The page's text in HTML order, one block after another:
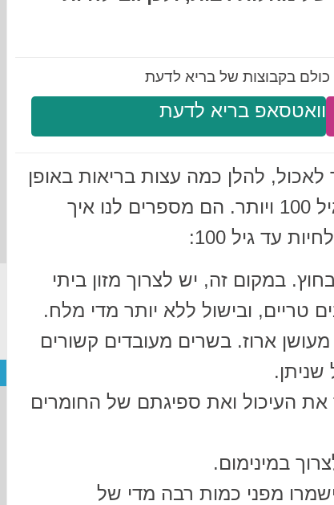
כולם בקבוצות של בריא לדעת
וואטסאפ בריא לדעת
לאכול, להלן כמה עצות בריאות באופן
כללי שנותנים אנשים שהם בעצמם בגיל 100 ויותר. הם מספרים לנו איך
עד גיל 100:
במקום זה, יש לצרוך מזון ביתי
טריים, ובישול ללא יותר מדי מלח.
ארוז. בשרים מעובדים קשורים
העיכול ואת ספיגתם של החומרים
במינימום.
מפני כמות רבה מדי של